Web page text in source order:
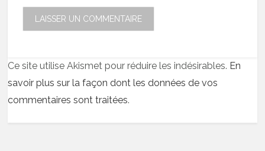
Ce site utilise Akismet pour réduire les indésirables. En
savoir plus sur la façon dont les données de vos
commentaires sont traitées.